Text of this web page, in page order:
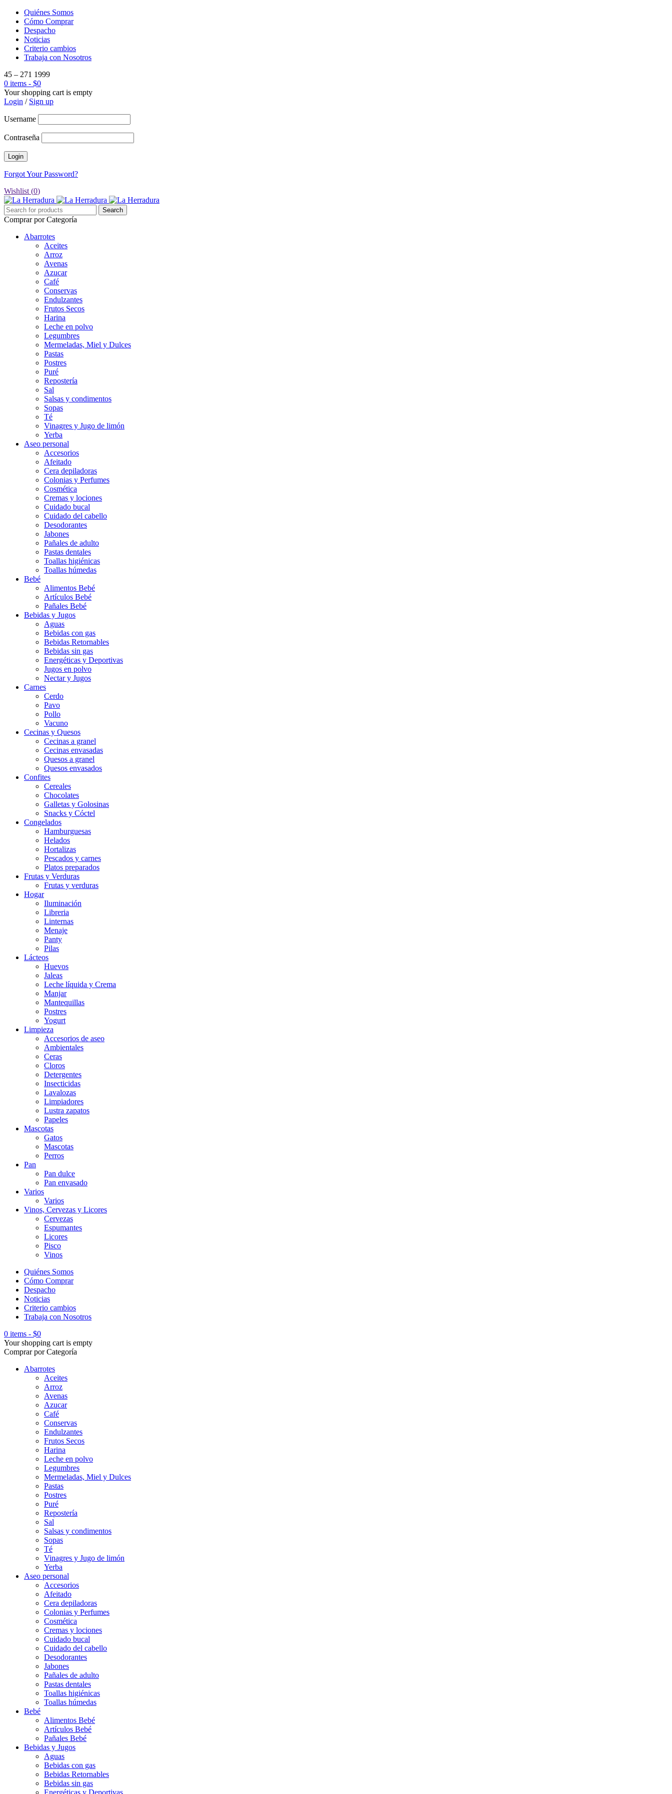
Quiénes Somos
Cómo Comprar
Despacho
Noticias
Criterio cambios
Trabaja con Nosotros
45 – 271 1999
0 items - $0
Your shopping cart is empty
Login / Sign up
Username
Contraseña
Forgot Your Password?
Wishlist (0)
Comprar por Categoría
Abarrotes
Aceites
Arroz
Avenas
Azucar
Café
Conservas
Endulzantes
Frutos Secos
Harina
Leche en polvo
Legumbres
Mermeladas, Miel y Dulces
Pastas
Postres
Puré
Repostería
Sal
Salsas y condimentos
Sopas
Té
Vinagres y Jugo de limón
Yerba
Aseo personal
Accesorios
Afeitado
Cera depiladoras
Colonias y Perfumes
Cosmética
Cremas y lociones
Cuidado bucal
Cuidado del cabello
Desodorantes
Jabones
Pañales de adulto
Pastas dentales
Toallas higiénicas
Toallas húmedas
Bebé
Alimentos Bebé
Artículos Bebé
Pañales Bebé
Bebidas y Jugos
Aguas
Bebidas con gas
Bebidas Retornables
Bebidas sin gas
Energéticas y Deportivas
Jugos en polvo
Nectar y Jugos
Carnes
Cerdo
Pavo
Pollo
Vacuno
Cecinas y Quesos
Cecinas a granel
Cecinas envasadas
Quesos a granel
Quesos envasados
Confites
Cereales
Chocolates
Galletas y Golosinas
Snacks y Cóctel
Congelados
Hamburguesas
Helados
Hortalizas
Pescados y carnes
Platos preparados
Frutas y Verduras
Frutas y verduras
Hogar
Iluminación
Libreria
Linternas
Menaje
Panty
Pilas
Lácteos
Huevos
Jaleas
Leche líquida y Crema
Manjar
Mantequillas
Postres
Yogurt
Limpieza
Accesorios de aseo
Ambientales
Ceras
Cloros
Detergentes
Insecticidas
Lavalozas
Limpiadores
Lustra zapatos
Papeles
Mascotas
Gatos
Mascotas
Perros
Pan
Pan dulce
Pan envasado
Varios
Varios
Vinos, Cervezas y Licores
Cervezas
Espumantes
Licores
Pisco
Vinos
Quiénes Somos
Cómo Comprar
Despacho
Noticias
Criterio cambios
Trabaja con Nosotros
0 items - $0
Your shopping cart is empty
Comprar por Categoría
Abarrotes
Aceites
Arroz
Avenas
Azucar
Café
Conservas
Endulzantes
Frutos Secos
Harina
Leche en polvo
Legumbres
Mermeladas, Miel y Dulces
Pastas
Postres
Puré
Repostería
Sal
Salsas y condimentos
Sopas
Té
Vinagres y Jugo de limón
Yerba
Aseo personal
Accesorios
Afeitado
Cera depiladoras
Colonias y Perfumes
Cosmética
Cremas y lociones
Cuidado bucal
Cuidado del cabello
Desodorantes
Jabones
Pañales de adulto
Pastas dentales
Toallas higiénicas
Toallas húmedas
Bebé
Alimentos Bebé
Artículos Bebé
Pañales Bebé
Bebidas y Jugos
Aguas
Bebidas con gas
Bebidas Retornables
Bebidas sin gas
Energéticas y Deportivas